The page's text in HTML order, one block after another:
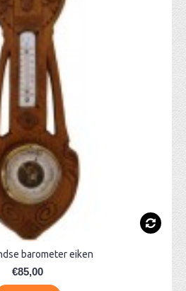
barometer eiken
€85,00